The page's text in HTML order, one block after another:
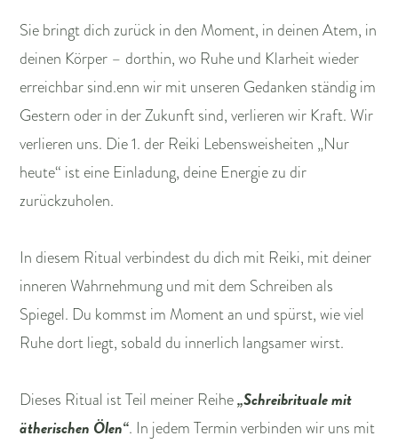
Sie bringt dich zurück in den Moment, in deinen Atem, in
deinen Körper – dorthin, wo Ruhe und Klarheit wieder
erreichbar sind.enn wir mit unseren Gedanken ständig im
Gestern oder in der Zukunft sind, verlieren wir Kraft. Wir
verlieren uns. Die 1. der Reiki Lebensweisheiten „Nur
heute“ ist eine Einladung, deine Energie zu dir
zurückzuholen.
In diesem Ritual verbindest du dich mit Reiki, mit deiner
inneren Wahrnehmung und mit dem Schreiben als
Spiegel. Du kommst im Moment an und spürst, wie viel
Ruhe dort liegt, sobald du innerlich langsamer wirst.
Dieses Ritual ist Teil meiner Reihe„Schreibrituale mit
ätherischen Ölen“. In jedem Termin verbinden wir uns mit